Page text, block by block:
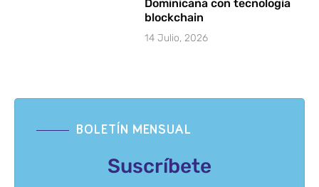
Dominicana con tecnología
blockchain
14 Julio, 2026
BOLETÍN MENSUAL
Suscríbete